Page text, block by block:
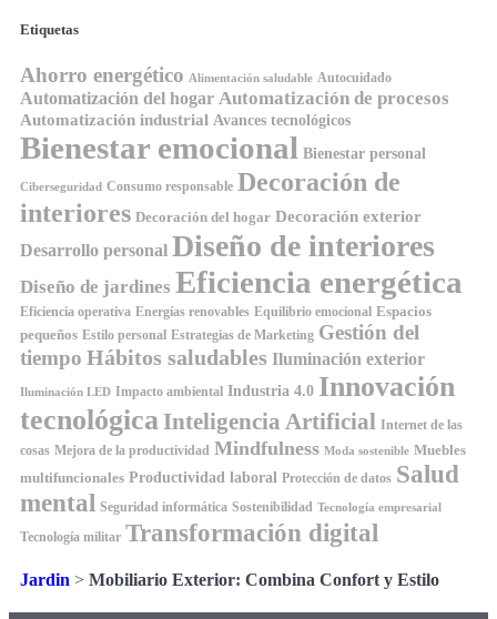
Etiquetas
Ahorro energético Alimentación saludable Autocuidado
Automatización del hogar Automatización de procesos
Automatización industrial Avances tecnológicos
Bienestar emocional Bienestar personal
Ciberseguridad Consumo responsable Decoración de
interiores Decoración del hogar Decoración exterior
Desarrollo personal Diseño de interiores
Diseño de jardines Eficiencia energética
Eficiencia operativa Energías renovables Equilibrio emocional Espacios
pequeños Estilo personal Estrategias de Marketing Gestión del
tiempo Hábitos saludables Iluminación exterior
Iluminación LED Impacto ambiental Industria 4.0 Innovación
tecnológica Inteligencia Artificial Internet de las
cosas Mejora de la productividad Mindfulness Moda sostenible Muebles
multifuncionales Productividad laboral Protección de datos Salud
mental Seguridad informática Sostenibilidad Tecnología empresarial
Tecnología militar Transformación digital
Jardin > Mobiliario Exterior: Combina Confort y Estilo